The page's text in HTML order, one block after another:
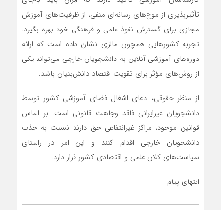
تأثیرپذیری از موج‌های رسانه‌ای منفی، از ظرفیت‌های آموزش
مجازی برای گسترش نفوذ علمی و فرهنگی خود بهره بگیرد.
تجربه کشورهایی همچون مالزی نشان داده است که ارائه
دوره‌های آموزشی آنلاین به دانشجویان خارجی می‌تواند یکی
از روش‌های مؤثر برای تقویت اقتصاد دانش‌بنیان باشد.
از منظر حقوقی، ادعای اشغال فضای آموزشی کشور توسط
دانشجویان غیرایرانی فاقد وجاهت قانونی است. بر اساس
قوانین موجود، مراکز غیرانتفاعی حق دارند نسبت به جذب
دانشجویان خارجی اقدام کنند و این امر در راستای
سیاست‌های کلان علمی و اقتصادی کشور قرار دارد.
انتهای پیام